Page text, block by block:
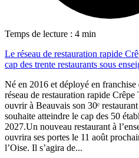
Temps de lecture : 4 min
Le réseau de restauration rapide
cap des trente restaurants sous
Né en 2016 et déployé en
réseau de restauration rapide Crêpe
ouvrir à Beauvais son 30ᵉ
souhaite atteindre le cap des 50
2027.Un nouveau restaurant à
ouvrira ses portes le 11 août
l’Oise. Il s’agira de...